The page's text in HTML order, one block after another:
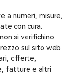
a numeri, misure,
con cura.
si verifichino
sul sito web
offerte,
fatture e altri